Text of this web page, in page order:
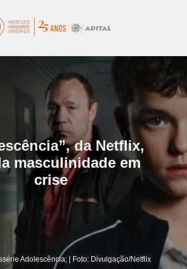
da Netflix,
masculinidade em
crise
Adolescência; | Foto: Divulgação/Netflix